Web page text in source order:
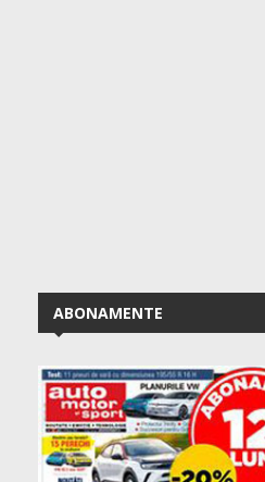
ABONAMENTE